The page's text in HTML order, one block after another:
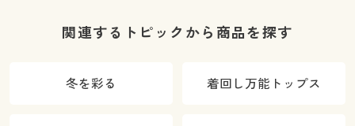
関連するトピックから商品を探す
冬を彩る 着回し万能トップス